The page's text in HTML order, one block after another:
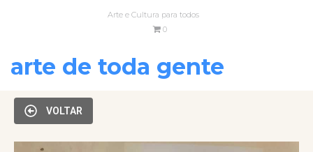
Arte e Cultura para todos
0
arte de toda gente
VOLTAR